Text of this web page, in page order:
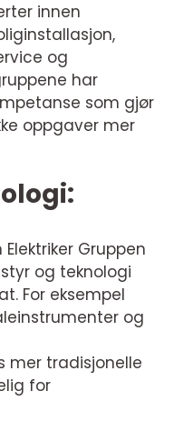
innen
og
har
som gjør
oppgaver mer
Gruppen
og teknologi
For eksempel
og
mer tradisjonelle
for